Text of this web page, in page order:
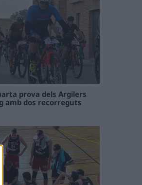
prova dels Argilers
amb dos recorreguts